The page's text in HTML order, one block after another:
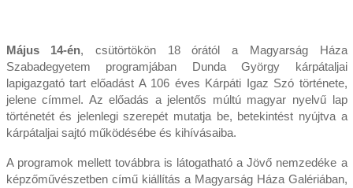
Május 14-én, csütörtökön 18 órától a Magyarság Háza
Szabadegyetem programjában Dunda György kárpátaljai
lapigazgató tart előadást A 106 éves Kárpáti Igaz Szó története,
jelene címmel. Az előadás a jelentős múltú magyar nyelvű lap
történetét és jelenlegi szerepét mutatja be, betekintést nyújtva a
kárpátaljai sajtó működésébe és kihívásaiba.
A programok mellett továbbra is látogatható a Jövő nemzedéke a
képzőművészetben című kiállítás a Magyarság Háza Galériában,